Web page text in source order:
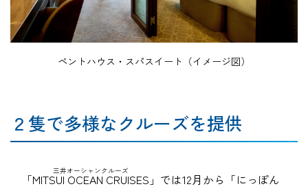
ペントハウス・スパスイート（イメージ図）
２隻で多様なクルーズを提供
三井オーシャンクルーズ
「MITSUI OCEAN CRUISES」 では12月から「にっぽん